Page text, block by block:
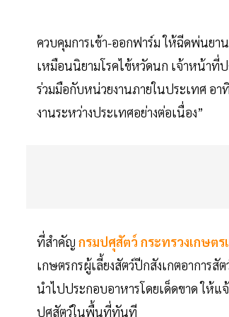
ควบคุมการเข้า-ออกฟาร์ม ให้ฉีดพ่นย
เหมือนนิยามโรคไข้หวัดนก เจ้าหน้าที่
ร่วมมือกับหน่วยงานภายในประเทศ อาทิ
งานระหว่างประเทศอย่างต่อเนื่อง”
ที่สำคัญ กรมปศุสัตว์ กระทรวงเกษต
เกษตรกรผู้เลี้ยงสัตว์ปีกสังเกตอาการ
นำไปประกอบอาหารโดยเด็ดขาด ให้
ปศุสัตว์ในพื้นที่ทันที